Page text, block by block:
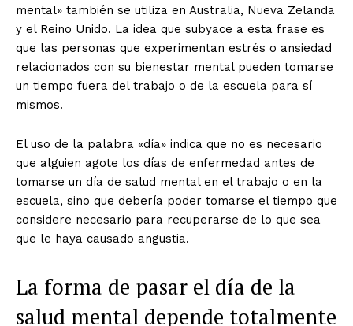
mental» también se utiliza en Australia, Nueva Zelanda
y el Reino Unido. La idea que subyace a esta frase es
que las personas que experimentan estrés o ansiedad
relacionados con su bienestar mental pueden tomarse
un tiempo fuera del trabajo o de la escuela para sí
mismos.
El uso de la palabra «día» indica que no es necesario
que alguien agote los días de enfermedad antes de
tomarse un día de salud mental en el trabajo o en la
escuela, sino que debería poder tomarse el tiempo que
considere necesario para recuperarse de lo que sea
que le haya causado angustia.
La forma de pasar el día de la
salud mental depende totalmente